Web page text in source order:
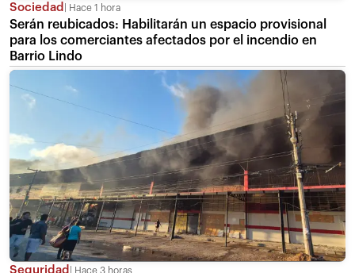
Sociedad Hace 1 hora
Serán reubicados: Habilitarán un espacio provisional
para los comerciantes afectados por el incendio en
Barrio Lindo
Seguridad Hace 3 horas